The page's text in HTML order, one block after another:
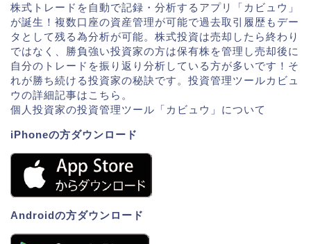
株式トレードを自動で記録・分析するアプリ「カビュウ」
が誕生！複数口座の資産管理が可能で過去取引履歴もデー
タとして残る為分析が可能。株式投資は売却したら終わり
ではなく、勝負強い投資家の方は保有株を管理し売却後に
自分のトレードを振り返り分析している方が多いです！そ
れが勝ち続ける投資家の秘訣です。投資管理ツールカビュ
ウの詳細記事はこちら。
個人投資家の投資管理ツール「カビュウ」について
iPhoneの方ダウンロード
Androidの方ダウンロード